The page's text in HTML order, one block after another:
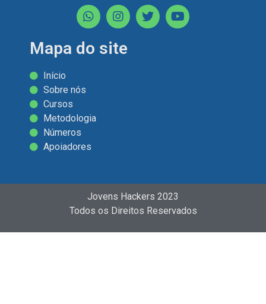
Mapa do site
Início
Sobre nós
Cursos
Metodologia
Números
Apoiadores
Jovens Hackers 2023
Todos os Direitos Reservados